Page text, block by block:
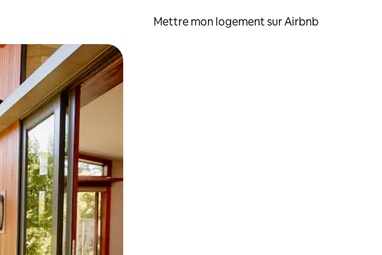
Mettre mon logement sur Airbnb